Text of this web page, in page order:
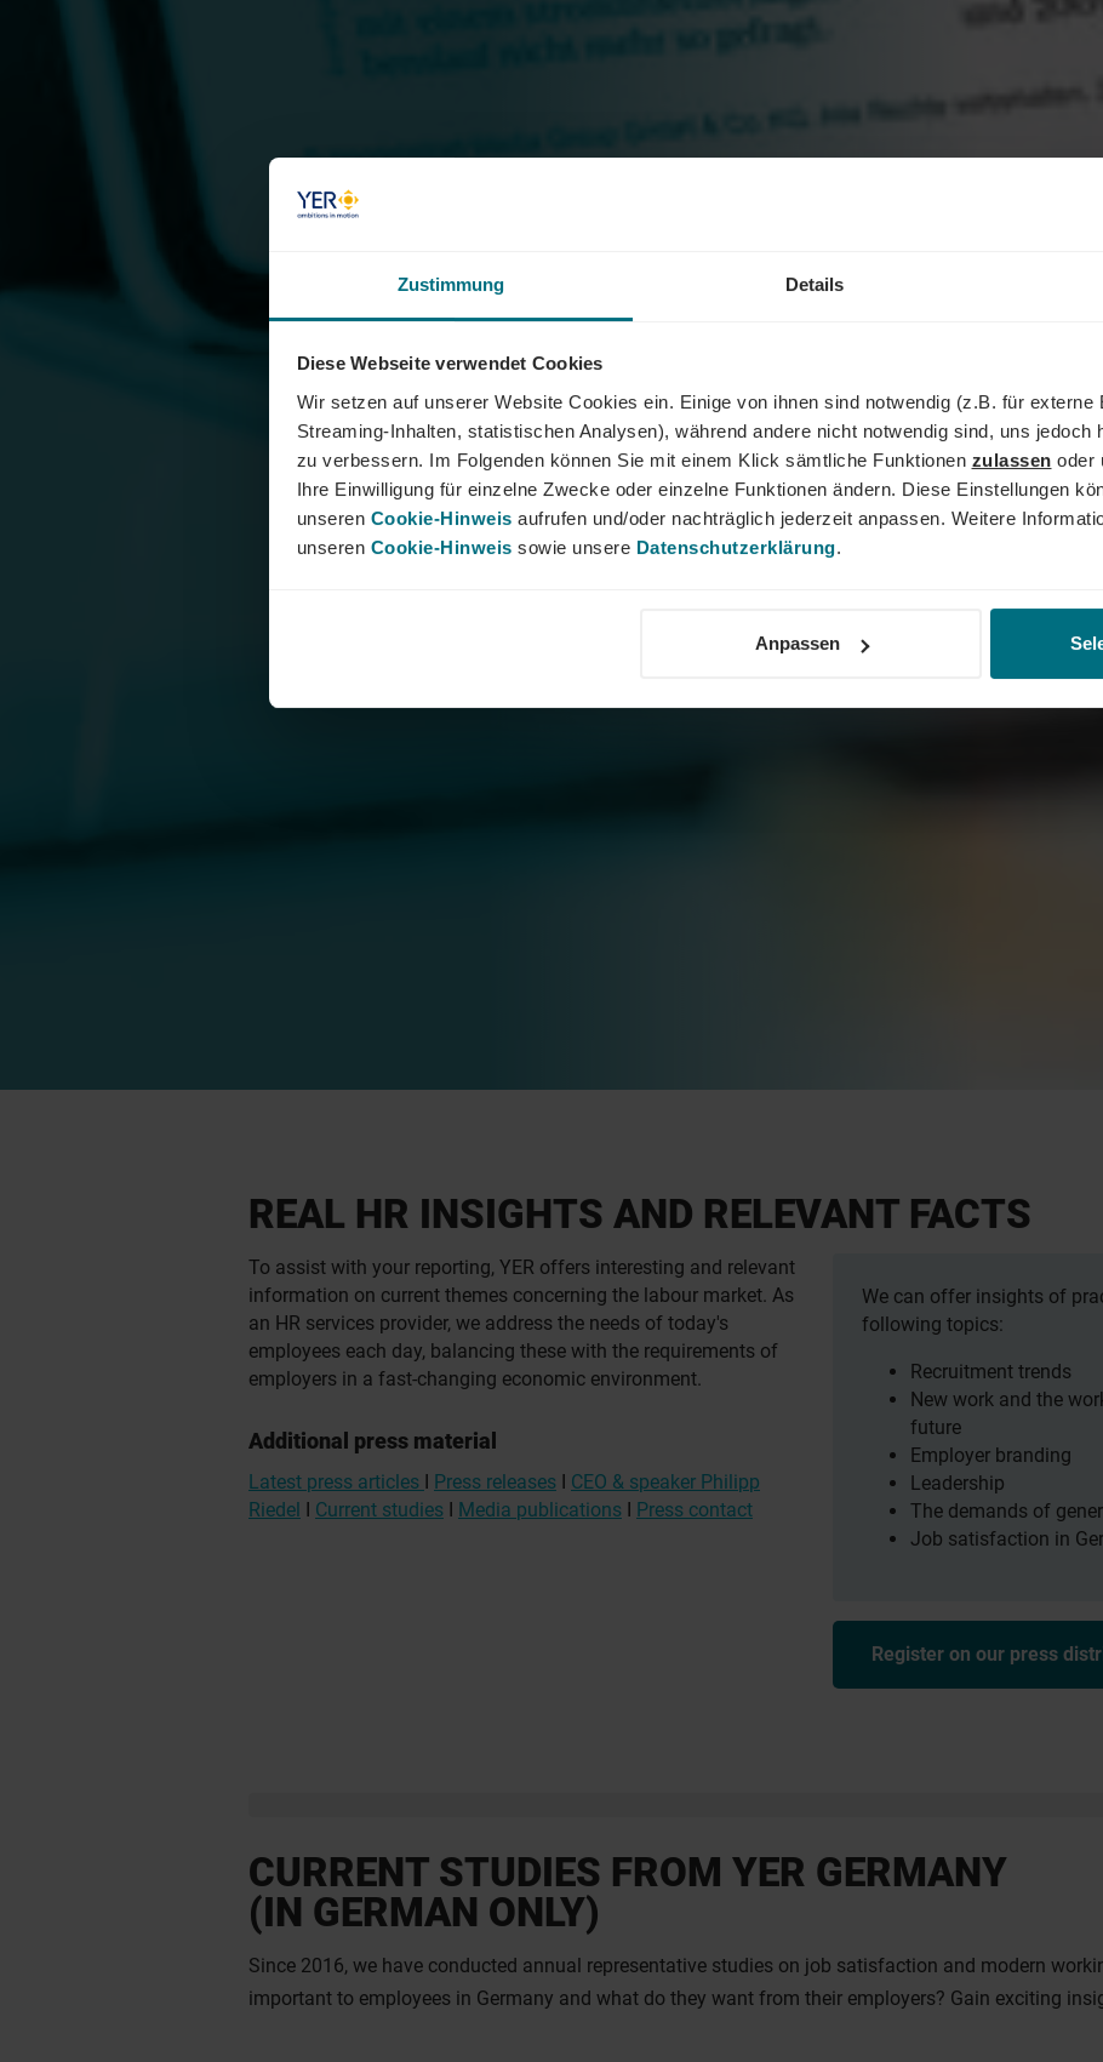
Zustimmung Details
Diese Webseite verwendet Cookies
Wir setzen auf unserer Website Cookies ein. Einige von ihnen sind notwendig (z.B. für externe
Streaming-Inhalten, statistischen Analysen), während andere nicht notwendig sind, uns jedoch
zu verbessern. Im Folgenden können Sie mit einem Klick sämtliche Funktionen zulassen oder
Ihre Einwilligung für einzelne Zwecke oder einzelne Funktionen ändern. Diese Einstellungen
unseren Cookie-Hinweis aufrufen und/oder nachträglich jederzeit anpassen. Weitere
unseren Cookie-Hinweis sowie unsere Datenschutzerklärung.
Anpassen
REAL HR INSIGHTS AND RELEVANT FACTS
To assist with your reporting, YER offers interesting and relevant
information on current themes concerning the labour market. As
an HR services provider, we address the needs of today's
employees each day, balancing these with the requirements of
employers in a fast-changing economic environment.
Additional press material
Latest press articles I Press releases I CEO & speaker Philipp
Riedel I Current studies I Media publications I Press contact
We can offer insights of
following topics:
Recruitment trends
New work and the
future
Employer branding
Leadership
The demands of
Job satisfaction in
Register on our press
CURRENT STUDIES FROM YER GERMANY
(IN GERMAN ONLY)
Since 2016, we have conducted annual representative studies on job satisfaction and modern
important to employees in Germany and what do they want from their employers? Gain exciting